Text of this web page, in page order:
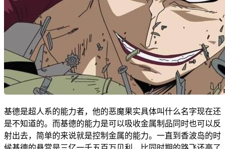
基德是超人系的能力者，他的恶魔果实具体叫什么名字现在还
是不知道的。而基德的能力是可以吸收金属制品同时也可以反
射出去，简单的来说就是控制金属的能力。一直到香波岛的时